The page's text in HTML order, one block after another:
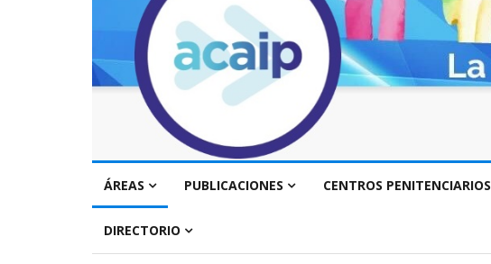
ÁREAS PUBLICACIONES CENTROS PENITENCIARIOS
DIRECTORIO